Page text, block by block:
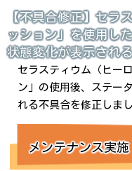
【不具合修正】セラ
ッション」を使用し
状態変化が表示され
セラスティウム（ヒー
ン」の使用後、ステー
れる不具合を修正しまし
メンテナンス実施